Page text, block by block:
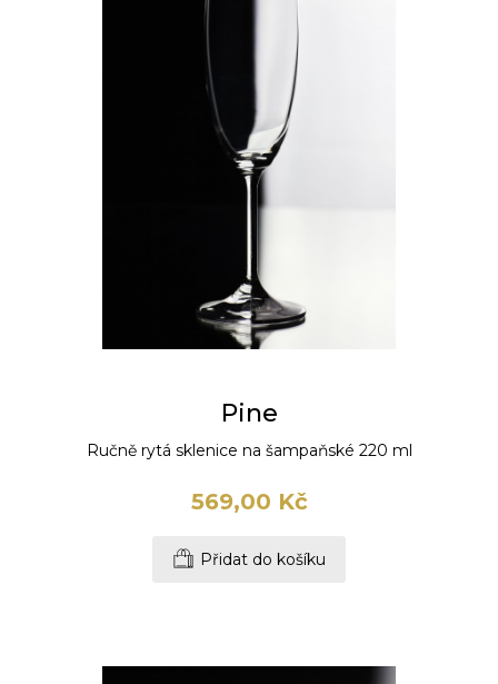
Pine
Ručně rytá sklenice na šampaňské 220 ml
569,00 Kč
Přidat do košíku